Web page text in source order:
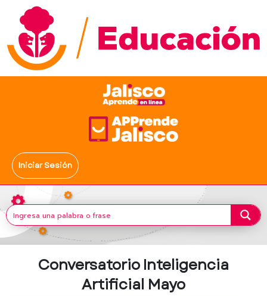
Iniciar Sesión
Conversatorio Inteligencia
Artificial Mayo